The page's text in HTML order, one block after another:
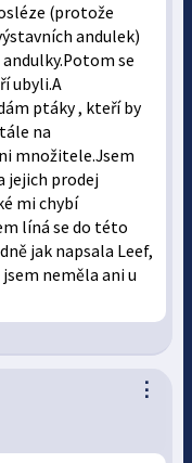
(protože
andulek)
se
ubyli.A
ptáky , kteří by
na
množitele.Jsem
jejich prodej
mi chybí
líná se do této
jak napsala Leef,
neměla ani u
⋮